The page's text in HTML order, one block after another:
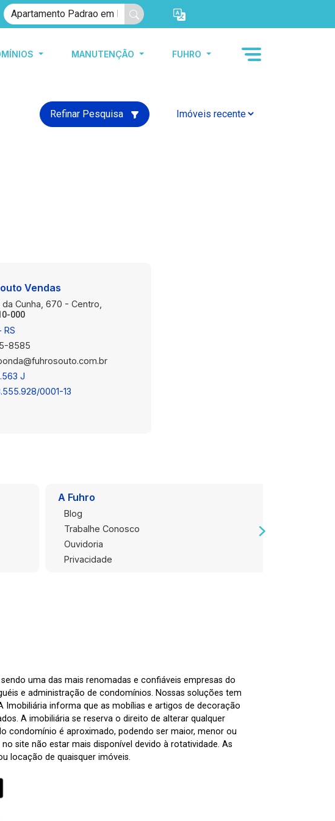
MANUTENÇÃO FUHRO
Refinar Pesquisa
Vendas
da Cunha, 670 - Centro,
000
RS
8585
J
0001-13
A Fuhro
Blog
Trabalhe Conosco
Ouvidoria
Privacidade
uma das mais renomadas e confiáveis empresas do
e administração de condomínios. Nossas soluções tem
informa que as mobílias e artigos de decoração
A imobiliária se reserva o direito de alterar qualquer
condomínio é aproximado, podendo ser maior, menor ou
site não estar mais disponível devido à rotatividade. As
locação de quaisquer imóveis.